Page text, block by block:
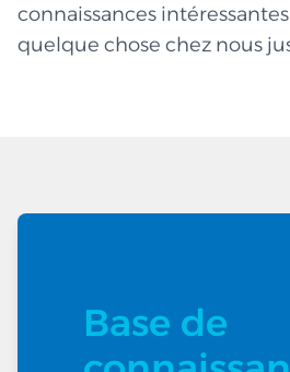
connaissances
quelque chose chez nous
Base de